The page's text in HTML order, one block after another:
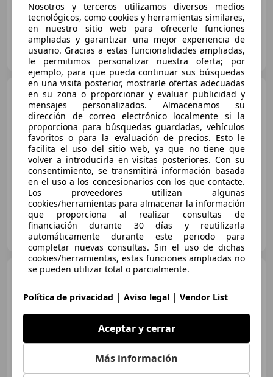
MEURI OCASION
ES-48950 Erandio
Mercedes-Benz GLC 250
d 4Matic AMG Line
€ 27.121
Súperoferta
04/2019 157.949 km Diésel 150 kW (204 CV)
ROYB MOTOR CADIZ
ES-11650 VILLAMARTIN
Mercedes-Benz A 35
€ 28.990
Buenprecio
04/2019 135.000 km Gasolina 225 kW (306 CV)
Nosotros y terceros utilizamos diversos medios
tecnológicos, como cookies y herramientas similares,
en nuestro sitio web para ofrecerle funciones
ampliadas y garantizar una mejor experiencia de
usuario. Gracias a estas funcionalidades ampliadas,
le permitimos personalizar nuestra oferta; por
ejemplo, para que pueda continuar sus búsquedas
en una visita posterior, mostrarle ofertas adecuadas
en su zona o proporcionar y evaluar publicidad y
mensajes personalizados. Almacenamos su
dirección de correo electrónico localmente si la
proporciona para búsquedas guardadas, vehículos
favoritos o para la evaluación de precios. Esto le
facilita el uso del sitio web, ya que no tiene que
volver a introducirla en visitas posteriores. Con su
consentimiento, se transmitirá información basada
en el uso a los concesionarios con los que contacte.
Los proveedores utilizan algunas
cookies/herramientas para almacenar la información
que proporciona al realizar consultas de
financiación durante 30 días y reutilizarla
automáticamente durante este periodo para
completar nuevas consultas. Sin el uso de dichas
cookies/herramientas, estas funciones ampliadas no
se pueden utilizar total o parcialmente.
Política de privacidad | Aviso legal | Vendor List
Aceptar y cerrar
Más información